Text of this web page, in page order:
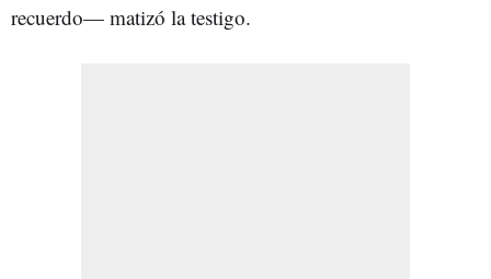
recuerdo— matizó la testigo.